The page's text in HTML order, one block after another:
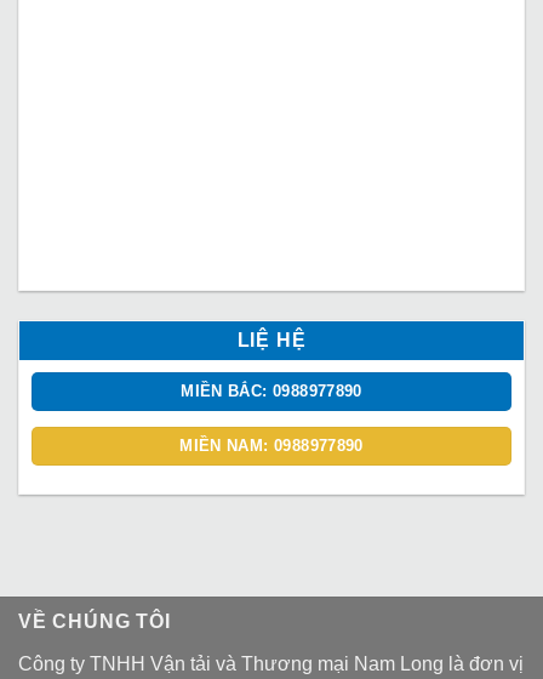
LIỆ HỆ
MIỀN BẮC: 0988977890
MIỀN NAM: 0988977890
VỀ CHÚNG TÔI
Công ty TNHH Vận tải và Thương mại Nam Long là đơn vị